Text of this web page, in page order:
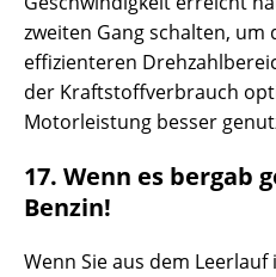
zweiten Gang schalten,
effizienteren
der Kraftstoffverbrauch
Motorleistung besser
17. Wenn es bergab
Benzin!
Wenn Sie aus dem